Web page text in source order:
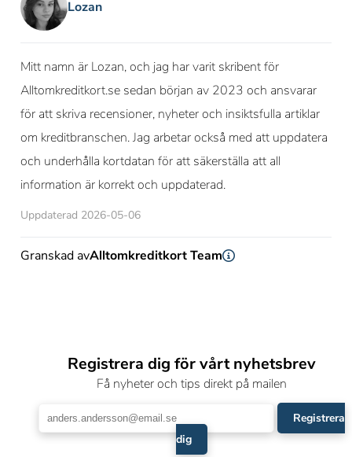
Lozan
Mitt namn är Lozan, och jag har varit skribent för
Alltomkreditkort.se sedan början av 2023 och ansvarar
för att skriva recensioner, nyheter och insiktsfulla artiklar
om kreditbranschen. Jag arbetar också med att uppdatera
och underhålla kortdatan för att säkerställa att all
information är korrekt och uppdaterad.
Uppdaterad 2026-05-06
Granskad avAlltomkreditkort Team
Registrera dig för vårt nyhetsbrev
Få nyheter och tips direkt på mailen
Registrera
dig